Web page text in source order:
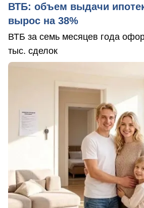
ВТБ: объем выдачи
вырос на 38%
ВТБ за семь месяцев года
тыс. сделок